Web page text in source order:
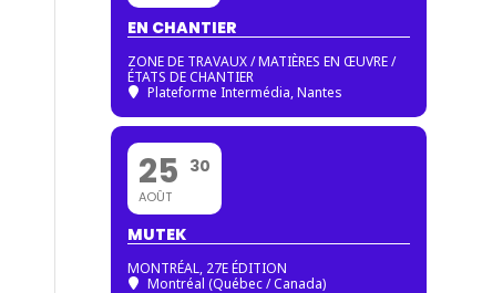
EN CHANTIER
ZONE DE TRAVAUX / MATIÈRES EN ŒUVRE /
ÉTATS DE CHANTIER
Plateforme Intermédia, Nantes
25
AOÛT
30
MUTEK
MONTRÉAL, 27E ÉDITION
Montréal (Québec / Canada)